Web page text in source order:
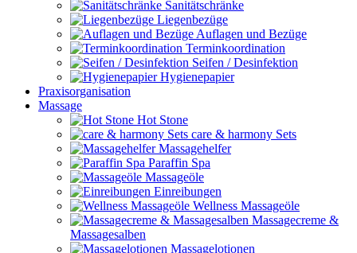
Sanitätschränke
Liegenbezüge
Auflagen und Bezüge
Terminkoordination
Seifen / Desinfektion
Hygienepapier
Praxisorganisation
Massage
Hot Stone
care & harmony Sets
Massagehelfer
Paraffin Spa
Massageöle
Einreibungen
Wellness Massageöle
Massagecreme &
Massagesalben
Massagelotionen